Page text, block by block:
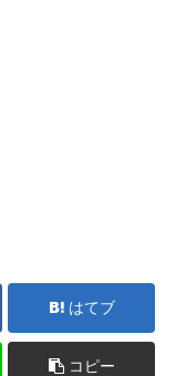
はてブ
コピー